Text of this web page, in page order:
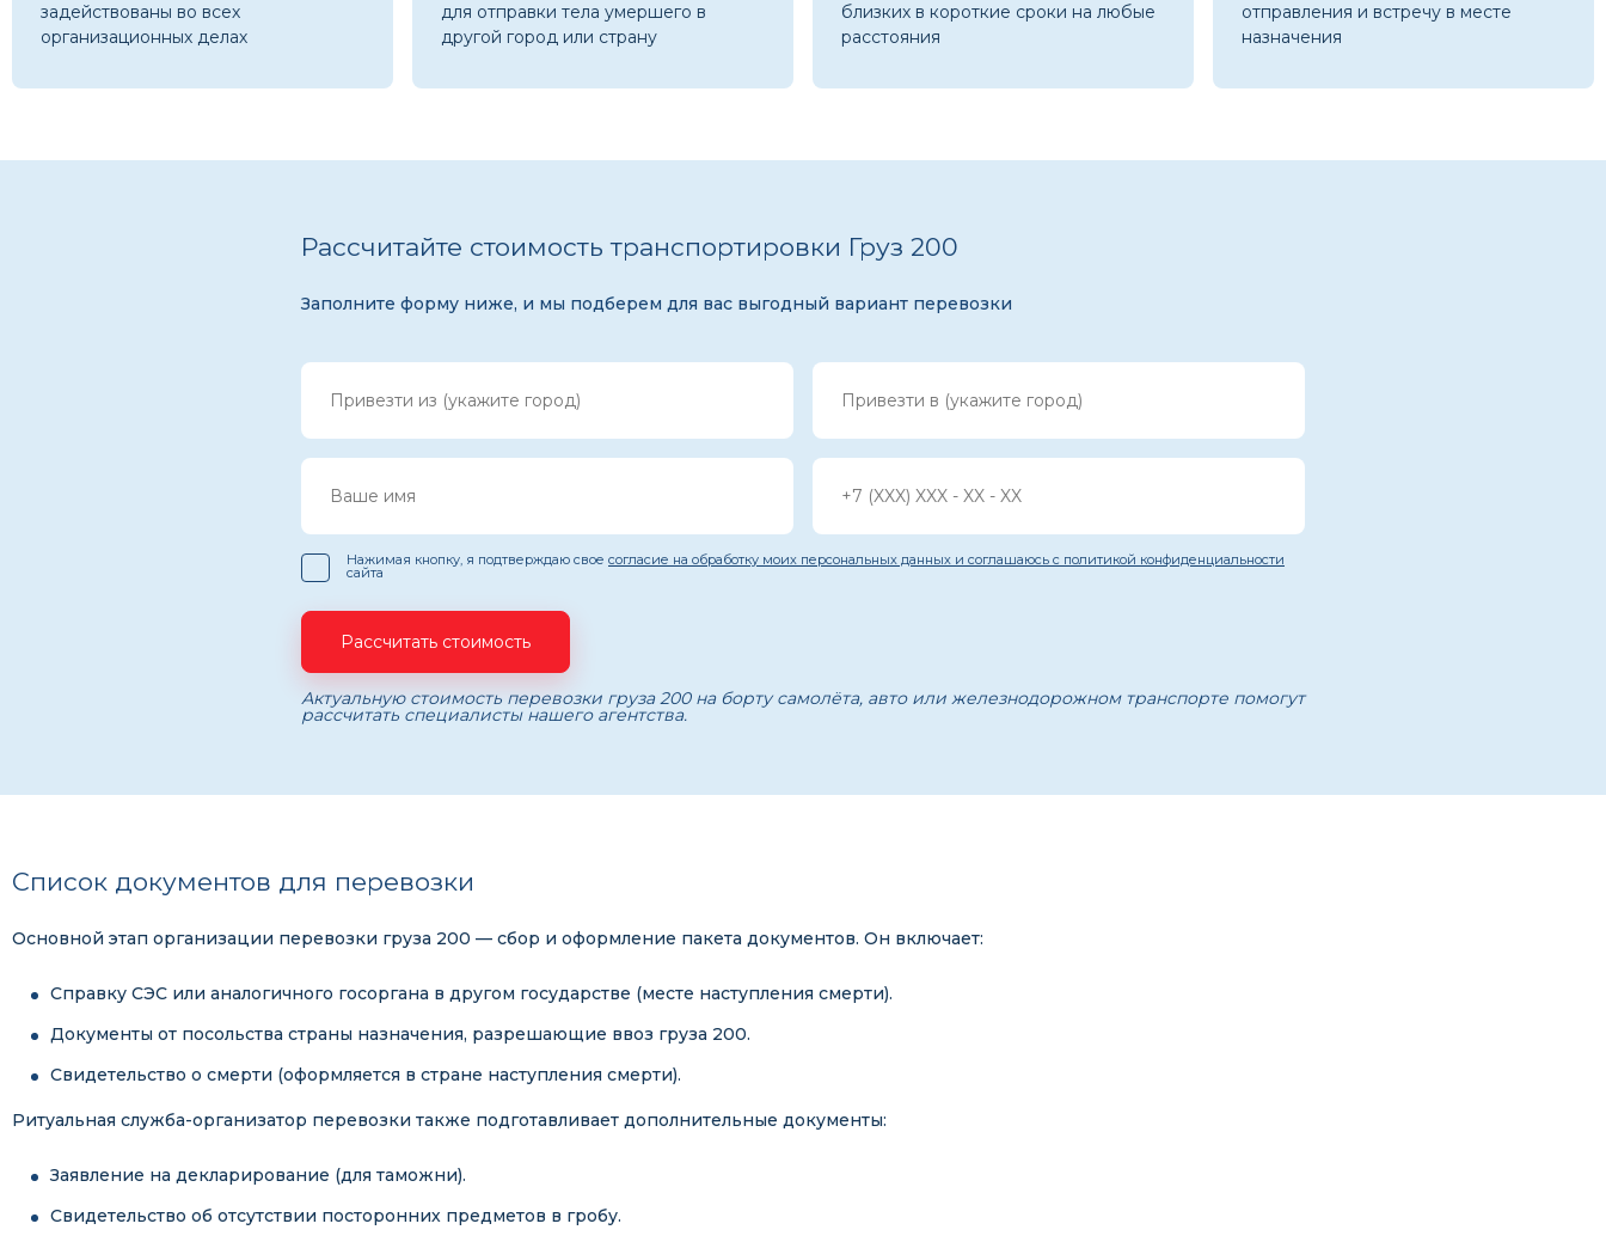
задействованы во всех
организационных делах
для отправки тела умершего в
другой город или страну
близких в короткие сроки на любые
расстояния
отправления и встречу в месте
назначения
Рассчитайте стоимость транспортировки Груз 200
Заполните форму ниже, и мы подберем для вас выгодный вариант перевозки
Нажимая кнопку, я подтверждаю свое согласие на обработку моих персональных данных и соглашаюсь с политикой конфиденциальности
сайта
Рассчитать стоимость
Актуальную стоимость перевозки груза 200 на борту самолёта, авто или железнодорожном транспорте помогут
рассчитать специалисты нашего агентства.
Список документов для перевозки
Основной этап организации перевозки груза 200 — сбор и оформление пакета документов. Он включает:
Справку СЭС или аналогичного госоргана в другом государстве (месте наступления смерти).
Документы от посольства страны назначения, разрешающие ввоз груза 200.
Свидетельство о смерти (оформляется в стране наступления смерти).
Ритуальная служба-организатор перевозки также подготавливает дополнительные документы:
Заявление на декларирование (для таможни).
Свидетельство об отсутствии посторонних предметов в гробу.